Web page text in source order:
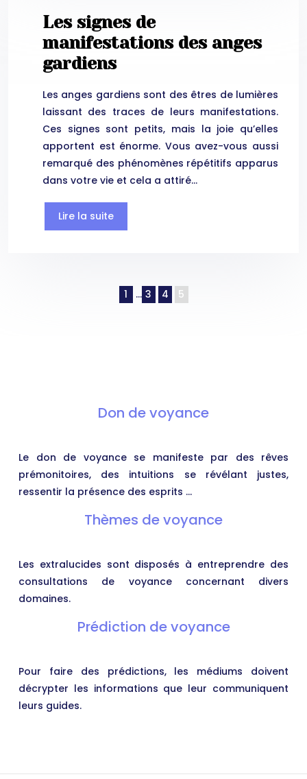
Les signes de
manifestations des anges
gardiens
Les anges gardiens sont des êtres de lumières
laissant des traces de leurs manifestations.
Ces signes sont petits, mais la joie qu’elles
apportent est énorme. Vous avez-vous aussi
remarqué des phénomènes répétitifs apparus
dans votre vie et cela a attiré…
Lire la suite
1 … 3 4 5
Don de voyance
Le don de voyance se manifeste par des rêves
prémonitoires, des intuitions se révélant justes,
ressentir la présence des esprits …
Thèmes de voyance
Les extralucides sont disposés à entreprendre des
consultations de voyance concernant divers
domaines.
Prédiction de voyance
Pour faire des prédictions, les médiums doivent
décrypter les informations que leur communiquent
leurs guides.